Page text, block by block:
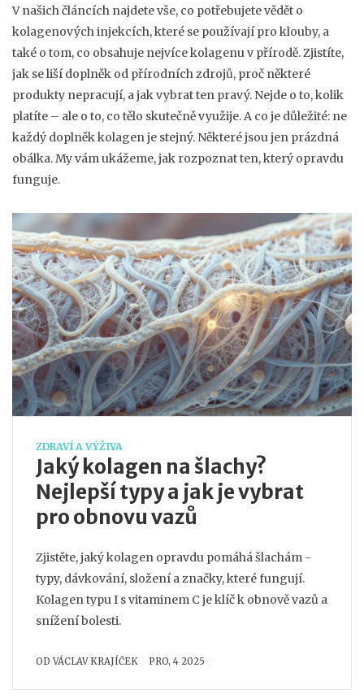
V našich článcích najdete vše, co potřebujete vědět o
kolagenových injekcích, které se používají pro klouby, a
také o tom, co obsahuje nejvíce kolagenu v přírodě. Zjistíte,
jak se liší doplněk od přírodních zdrojů, proč některé
produkty nepracují, a jak vybrat ten pravý. Nejde o to, kolik
platíte – ale o to, co tělo skutečně využije. A co je důležité: ne
každý doplněk kolagen je stejný. Některé jsou jen prázdná
obálka. My vám ukážeme, jak rozpoznat ten, který opravdu
funguje.
ZDRAVÍ A VÝŽIVA
Jaký kolagen na šlachy?
Nejlepší typy a jak je vybrat
pro obnovu vazů
Zjistěte, jaký kolagen opravdu pomáhá šlachám -
typy, dávkování, složení a značky, které fungují.
Kolagen typu I s vitaminem C je klíč k obnově vazů a
snížení bolesti.
ODVÁCLAV KRAJÍČEK PRO, 4 2025